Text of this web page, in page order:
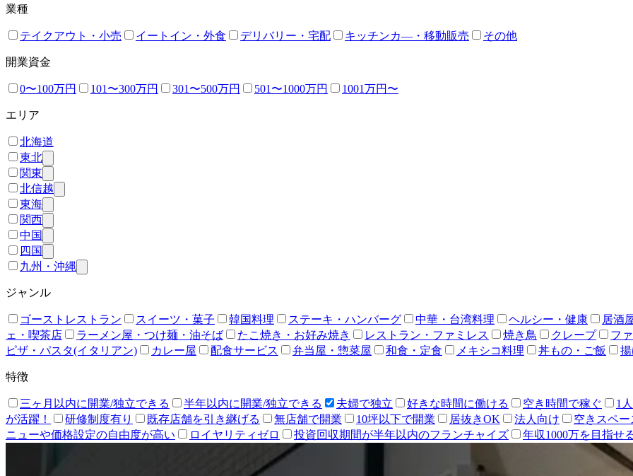
業種
テイクアウト・小売 イートイン・外食 デリバリー・宅配 キッチンカ―・移動販売 その他
開業資金
0〜100万円 101〜300万円 301〜500万円 501〜1000万円 1001万円〜
エリア
北海道
東北
関東
北信越
東海
関西
中国
四国
九州・沖縄
ジャンル
ゴーストレストラン スイーツ・菓子 韓国料理 ステーキ・ハンバーグ 中華・台湾料理 ヘルシー・健康
居酒
ェ・喫茶店
ラーメン屋・つけ麺・油そば たこ焼き・お好み焼き レストラン・ファミレス 焼き鳥 クレープ
フ
ピザ・パスタ(イタリアン)
カレー屋 配食サービス 弁当屋・惣菜屋 和食・定食 メキシコ料理 丼もの・ご飯
特徴
三ヶ月以内に開業/独立できる 半年以内に開業/独立できる 夫婦で独立 好きな時間に働ける 空き時間で稼ぐ
1
が活躍！
研修制度有り 既存店舗を引き継げる 無店舗で開業 10坪以下で開業 居抜きOK 法人向け
空きスペ
ニューや価格設定の自由度が高い
ロイヤリティゼロ 投資回収期間が半年以内のフランチャイズ 年収1000万を目指せ